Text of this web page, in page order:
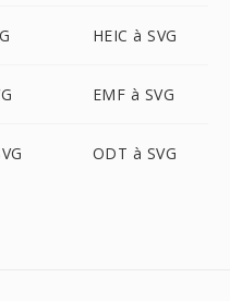
HEIC à SVG
EMF à SVG
ODT à SVG